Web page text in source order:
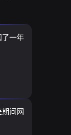
一年
间网